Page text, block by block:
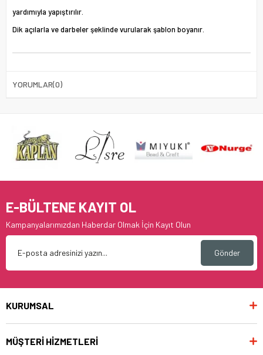
yardımıyla yapıştırılır.
Dik açılarla ve darbeler şeklinde vurularak şablon boyanır.
YORUMLAR(0)
E-BÜLTENE KAYIT OL
Kampanyalarımızdan Haberdar Olmak İçin Kayıt Olun
Gönder
KURUMSAL
MÜŞTERİ HİZMETLERİ